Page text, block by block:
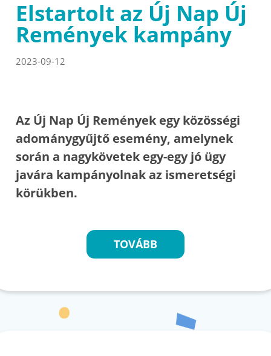
Elstartolt az Új Nap Új
Remények kampány
2023-09-12
Az Új Nap Új Remények egy közösségi
adománygyűjtő esemény, amelynek
során a nagykövetek egy-egy jó ügy
javára kampányolnak az ismeretségi
körükben.
TOVÁBB